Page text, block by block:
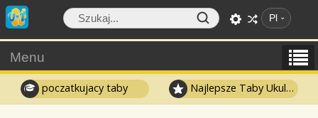
Pl
Menu
poczatkujacy taby Najlepsze Taby Ukulele